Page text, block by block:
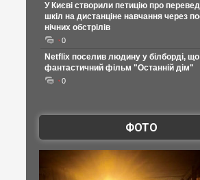
У Києві створили петицію про
шкіл на дистанціне навчання через
нічних обстрілів
0
Netflix поселив людину у білборді,
фантастичний фільм "Останній дім"
0
ФОТО